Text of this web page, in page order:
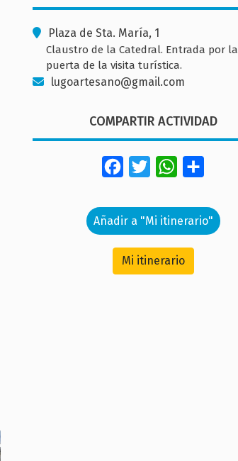
Plaza de Sta. María, 1
Claustro de la Catedral. Entrada por la
puerta de la visita turística.
lugoartesano@gmail.com
COMPARTIR ACTIVIDAD
Facebook
Twitter WhatsApp
Añadir a "Mi itinerario"
Mi itinerario